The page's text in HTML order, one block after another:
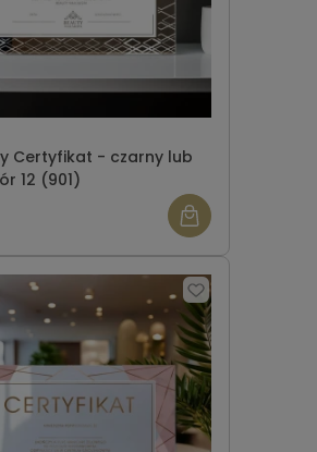
Certyfikat - czarny lub
12 (901)